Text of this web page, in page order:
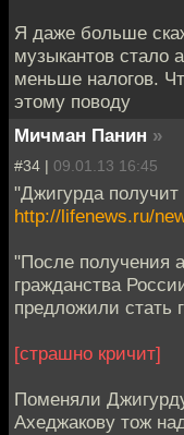
Я даже больше
музыкантов стало
меньше налогов.
этому поводу
Мичман Панин »
#34 | 09.01.13 16:45
"Джигурда
http://lifenews.ru/
"После получения
гражданства
предложили
[страшно кричит]
Поменяли
Ахеджакову тож